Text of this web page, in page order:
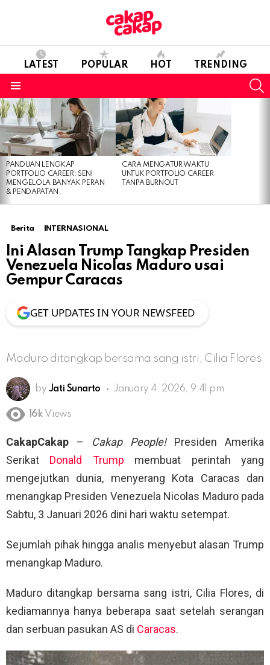
LATEST POPULAR HOT TRENDING
LATEST
STORIES
PANDUAN LENGKAP
PORTFOLIO CAREER: SENI
MENGELOLA BANYAK PERAN
& PENDAPATAN
CARA MENGATUR WAKTU
UNTUK PORTFOLIO CAREER
TANPA BURNOUT
Berita INTERNASIONAL
Ini Alasan Trump Tangkap Presiden
Venezuela Nicolas Maduro usai
Gempur Caracas
GET UPDATES IN YOUR NEWSFEED
Maduro ditangkap bersama sang istri, Cilia Flores
by Jati Sunarto January 4, 2026, 9:41 pm
16k Views
CakapCakap – Cakap People!Presiden Amerika
Serikat Donald Trump membuat perintah yang
mengejutkan dunia, menyerang Kota Caracas dan
menangkap Presiden Venezuela Nicolas Maduro pada
Sabtu, 3 Januari 2026 dini hari waktu setempat.
Sejumlah pihak hingga analis menyebut alasan Trump
menangkap Maduro.
Maduro ditangkap bersama sang istri, Cilia Flores, di
kediamannya hanya beberapa saat setelah serangan
dan serbuan pasukan AS di Caracas.